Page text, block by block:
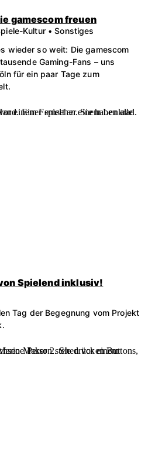
gamescom freuen
Kultur • Sonstiges
wieder so weit: Die gamescom
Gaming-Fans – uns
für ein paar Tage zum
Spielend inklusiv!
Tag der Begegnung vom Projekt